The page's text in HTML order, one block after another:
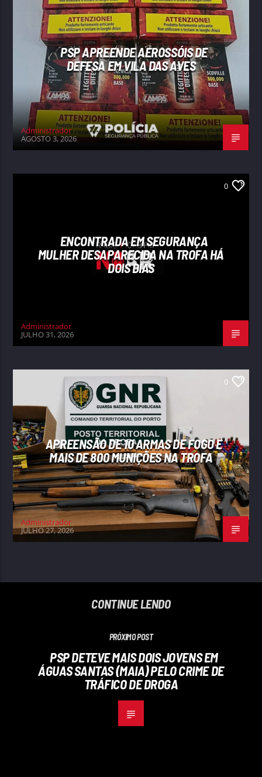
PSP APREENDE AEROSSÓIS DE
DEFESA EM VILA DAS AVES
Administrador
AGOSTO 3, 2026
0
ENCONTRADA EM SEGURANÇA
MULHER DESAPARECIDA NA TROFA HÁ
DOIS DIAS
Administrador
JULHO 31, 2026
0
APREENSÃO DE 10 ARMAS DE FOGO E
MAIS DE 800 MUNIÇÕES NA TROFA
Administrador
JULHO 27, 2026
CONTINUE LENDO
PRÓXIMO POST
PSP DETEVE MAIS DOIS JOVENS EM
ÁGUAS SANTAS (MAIA) PELO CRIME DE
TRÁFICO DE DROGA